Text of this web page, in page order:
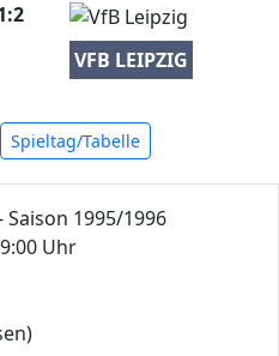
VFB LEIPZIG
Spieltag/Tabelle
Saison 1995/1996
Uhr